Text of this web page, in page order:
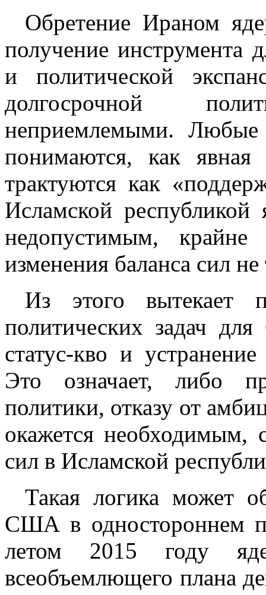
Обретение Ираном
получение инструмента
и политической
долгосрочной
неприемлемыми.
понимаются, как явная
трактуются как
Исламской
недопустимым,
изменения баланса сил
Из этого вытекает
политических задач
статус-кво и
Это означает, либо
политики, отказу от
окажется необходимым,
сил в Исламской
Такая логика может
США в одностороннем
летом 2015 году
всеобъемлющего плана